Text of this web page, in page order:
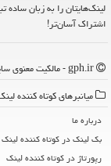
لینک‌هایتان را به زبان ساده
اشتراک آسان‌تر!
میانبرهای كوتاه كننده
درباره ما
بک لینک در كوتاه كننده لینك
رپورتاژ در كوتاه كننده لینك